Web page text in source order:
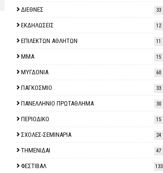
ΔΙΕΘΝΕΣ 33
ΕΚΔΗΛΩΣΕΙΣ 12
ΕΠΙΛΕΚΤΩΝ ΑΘΛΗΤΩΝ 11
ΜΜΑ 15
ΜΥΓΔΟΝΙΑ 60
ΠΑΓΚΟΣΜΙΟ 33
ΠΑΝΕΛΛΗΝΙΟ ΠΡΩΤΑΘΛΗΜΑ 30
ΠΕΡΙΟΔΙΚΟ 15
ΣΧΟΛΕΣ-ΣΕΜΙΝΑΡΙΑ 24
ΤΗΜΕΝΙΔΑΙ 47
ΦΕΣΤΙΒΑΛ 133